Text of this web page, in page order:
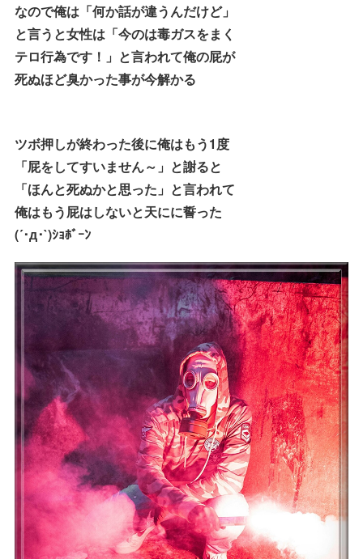
なので俺は「何か話が違うんだけど」
と言うと女性は「今のは毒ガスをまく
テロ行為です！」と言われて俺の屁が
死ぬほど臭かった事が今解かる
ツボ押しが終わった後に俺はもう1度
「屁をしてすいません～」と謝ると
「ほんと死ぬかと思った」と言われて
俺はもう屁はしないと天にに誓った
(´･д･`)ｼｮﾎﾞｰﾝ